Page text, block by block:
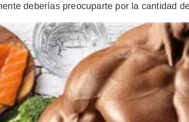
deberías preocuparte por la cantidad